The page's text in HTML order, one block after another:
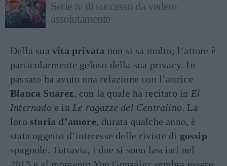
Serie tv di successo da vedere
assolutamente
Della sua vita privata non si sa molto; l’attore è
particolarmente geloso della sua privacy. In
passato ha avuto una relazione con l’attrice
Blanca Suarez, con la quale ha recitato in El
Internado e in Le ragazze del Centralino. La
loro storia d’amore, durata qualche anno, è
stata oggetto d’interesse delle riviste di gossip
spagnole. Tuttavia, i due si sono lasciati nel